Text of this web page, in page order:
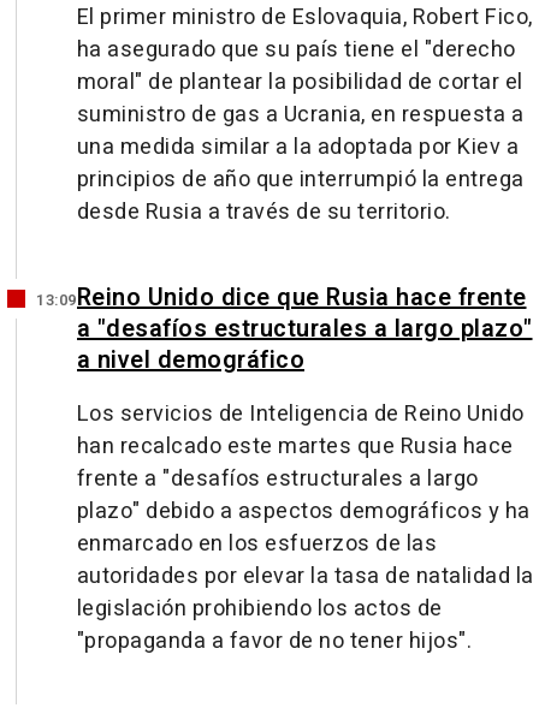
El primer ministro de Eslovaquia, Robert Fico,
ha asegurado que su país tiene el "derecho
moral" de plantear la posibilidad de cortar el
suministro de gas a Ucrania, en respuesta a
una medida similar a la adoptada por Kiev a
principios de año que interrumpió la entrega
desde Rusia a través de su territorio.
13:09Reino Unido dice que Rusia hace frente
a "desafíos estructurales a largo plazo"
a nivel demográfico
Los servicios de Inteligencia de Reino Unido
han recalcado este martes que Rusia hace
frente a "desafíos estructurales a largo
plazo" debido a aspectos demográficos y ha
enmarcado en los esfuerzos de las
autoridades por elevar la tasa de natalidad la
legislación prohibiendo los actos de
"propaganda a favor de no tener hijos".